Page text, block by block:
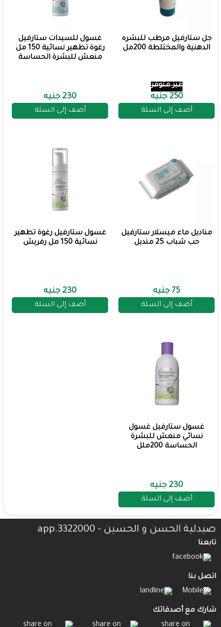
جل ستارفيل مرطب للبشره
الدهنية والمختلطة 200مل
غير متوفر
250 جنيه
أضف إلى السلة
غسول للسيدات ستارفيل
رغوة تطهير نسائية 150 مل
منعش للبشرة الحساسة
230 جنيه
أضف إلى السلة
مناديل ماء ميسلار ستارفيل
حب شباب 25 منديل
75 جنيه
أضف إلى السلة
غسول ستارفيل رغوة تطهير
نسائية 150 مل رفريش
230 جنيه
أضف إلى السلة
غسول ستارفيل غسول
نسائي منعش للبشرة
الحساسة 200ملل
230 جنيه
أضف إلى السلة
صيدلية الحسن و الحسين - 3322000.app
تابعنا
اتصل بنا
شارك مع أصدقائك